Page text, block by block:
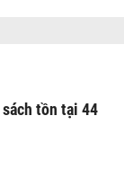
tồn tại 44